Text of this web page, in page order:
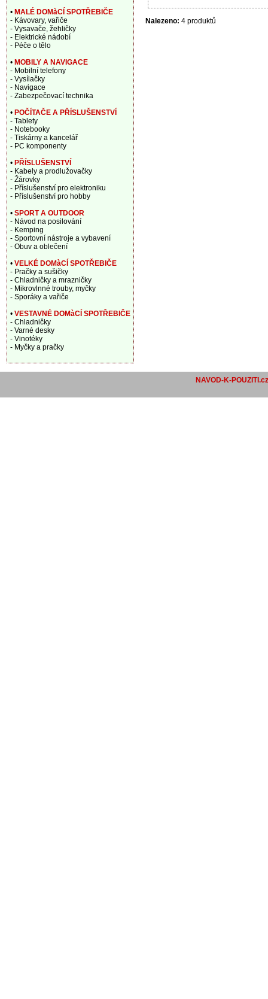
Nalezeno: 4 produktů
• MALÉ DOMàCÍ SPOTŘEBIČE
- Kávovary, vařiče
- Vysavače, žehličky
- Elektrické nádobí
- Péče o tělo
• MOBILY A NAVIGACE
- Mobilní telefony
- Vysílačky
- Navigace
- Zabezpečovací technika
• POČÍTAČE A PŘÍSLUŠENSTVÍ
- Tablety
- Notebooky
- Tiskárny a kancelář
- PC komponenty
• PŘÍSLUŠENSTVÍ
- Kabely a prodlužovačky
- Žárovky
- Příslušenství pro elektroniku
- Příslušenství pro hobby
• SPORT A OUTDOOR
- Návod na posilování
- Kemping
- Sportovní nástroje a vybavení
- Obuv a oblečení
• VELKÉ DOMàCÍ SPOTŘEBIČE
- Pračky a sušičky
- Chladničky a mrazničky
- Mikrovlnné trouby, myčky
- Sporáky a vařiče
• VESTAVNÉ DOMàCÍ SPOTŘEBIČE
- Chladničky
- Varné desky
- Vinotéky
- Myčky a pračky
NAVOD-K-POUZITI.cz